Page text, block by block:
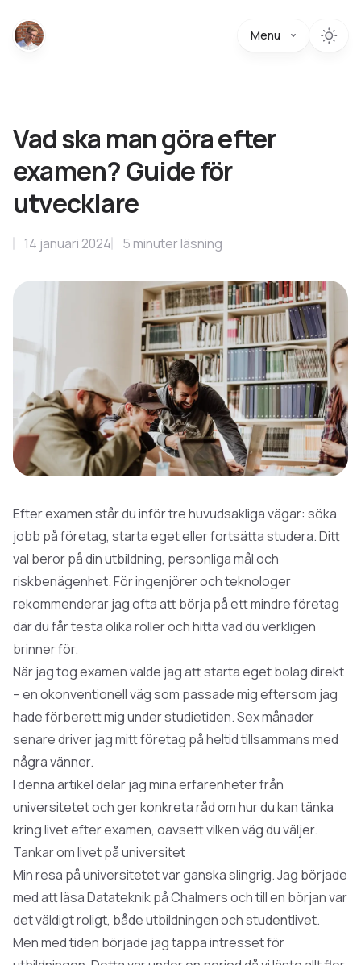
Menu
Vad ska man göra efter
examen? Guide för
utvecklare
14 januari 2024 5 minuter läsning
Efter examen står du inför tre huvudsakliga vägar: söka
jobb på företag, starta eget eller fortsätta studera. Ditt
val beror på din utbildning, personliga mål och
riskbenägenhet. För ingenjörer och teknologer
rekommenderar jag ofta att börja på ett mindre företag
där du får testa olika roller och hitta vad du verkligen
brinner för.
När jag tog examen valde jag att starta eget bolag direkt
– en okonventionell väg som passade mig eftersom jag
hade förberett mig under studietiden. Sex månader
senare driver jag mitt företag på heltid tillsammans med
några vänner.
I denna artikel delar jag mina erfarenheter från
universitetet och ger konkreta råd om hur du kan tänka
kring livet efter examen, oavsett vilken väg du väljer.
Tankar om livet på universitet
Min resa på universitetet var ganska slingrig. Jag började
med att läsa Datateknik på Chalmers och till en början var
det väldigt roligt, både utbildningen och studentlivet.
Men med tiden började jag tappa intresset för